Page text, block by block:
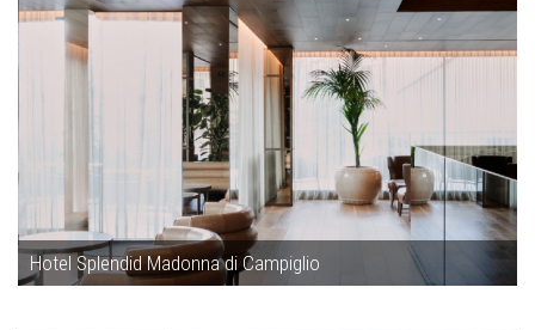
Hotel Splendid Madonna di Campiglio